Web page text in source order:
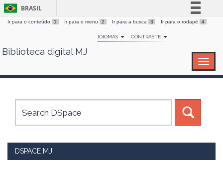
Skip
BRASIL
Simplifique!
Comunica BR
Canais
Ir para o conteúdo 1 Ir para o menu 2 Ir para a busca 3 Ir para o rodapé 4
IDIOMAS CONTRASTE
Biblioteca digital MJ
DSPACE MJ